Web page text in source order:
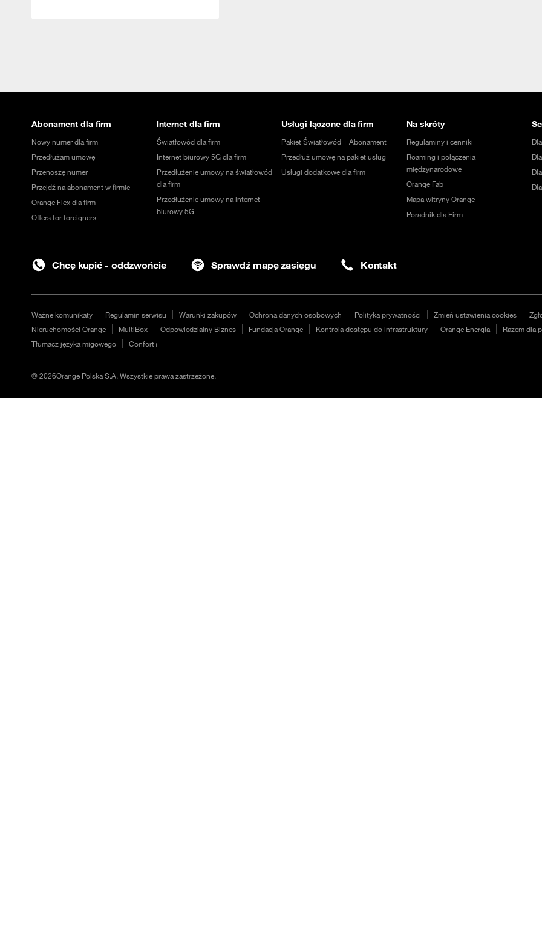
Abonament dla firm
Nowy numer dla firm
Przedłużam umowę
Przenoszę numer
Przejdź na abonament w firmie
Orange Flex dla firm
Offers for foreigners
Internet dla firm
Światłowód dla firm
Internet biurowy 5G dla firm
Przedłużenie umowy na światłowód
dla firm
Przedłużenie umowy na internet
biurowy 5G
Usługi łączone dla firm
Pakiet Światłowód + Abonament
Przedłuż umowę na pakiet usług
Usługi dodatkowe dla firm
Na skróty
Regulaminy i cenniki
Roaming i połączenia
międzynarodowe
Orange Fab
Mapa witryny Orange
Poradnik dla Firm
Chcę kupić - oddzwońcie Sprawdź mapę zasięgu Kontakt
Ważne komunikaty Regulamin serwisu Warunki zakupów Ochrona danych osobowych Polityka prywatności Zmień ustawienia cookies
Nieruchomości Orange
MultiBox Odpowiedzialny Biznes Fundacja Orange Kontrola dostępu do infrastruktury Orange Energia Razem dla
Tłumacz języka migowego
Confort+
©2026Orange Polska S.A. Wszystkie prawa zastrzeżone.